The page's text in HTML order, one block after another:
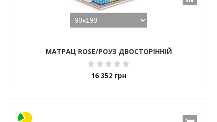
МАТРАЦ ROSE/РОУЗ ДВОСТОРІННІЙ
16 352 грн